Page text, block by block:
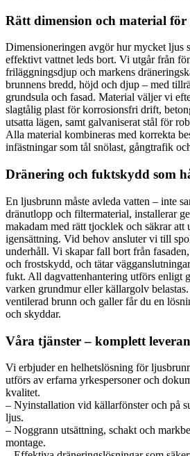
Rätt dimension och material
Dimensioneringen avgör hur mycket ljus
effektivt vattnet leds bort. Vi utgår från
friläggningsdjup och markens
brunnens bredd, höjd och djup – med
grundsula och fasad. Material väljer vi
slagtålig plast för korrosionsfri drift,
utsatta lägen, samt galvaniserat stål för
Alla material kombineras med korrekta
infästningar som tål snölast, gångtrafik
Dränering och fuktskydd som
En ljusbrunn måste avleda vatten – inte
dränutlopp och filtermaterial, installerar
makadam med rätt tjocklek och säkrar att
igensättning. Vid behov ansluter vi till
underhåll. Vi skapar fall bort från
och frostskydd, och tätar
fukt. All dagvattenhantering utförs enligt
varken grundmur eller källargolv
ventilerad brunn och galler får du en
och skyddar.
Våra tjänster – komplett
Vi erbjuder en helhetslösning för
utförs av erfarna yrkespersoner och
kvalitet.
– Nyinstallation vid källarfönster och på
ljus.
– Noggrann utsättning, schakt och
montage.